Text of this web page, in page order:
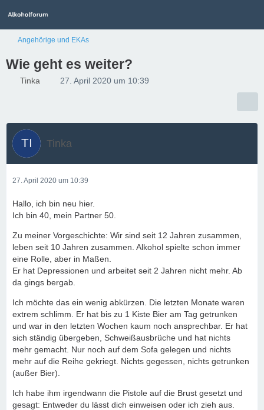
Angehörige und EKAs
Wie geht es weiter?
Tinka 27. April 2020 um 10:39
Tinka
27. April 2020 um 10:39
Hallo, ich bin neu hier.
Ich bin 40, mein Partner 50.
Zu meiner Vorgeschichte: Wir sind seit 12 Jahren zusammen,
leben seit 10 Jahren zusammen. Alkohol spielte schon immer
eine Rolle, aber in Maßen.
Er hat Depressionen und arbeitet seit 2 Jahren nicht mehr. Ab
da gings bergab.
Ich möchte das ein wenig abkürzen. Die letzten Monate waren
extrem schlimm. Er hat bis zu 1 Kiste Bier am Tag getrunken
und war in den letzten Wochen kaum noch ansprechbar. Er hat
sich ständig übergeben, Schweißausbrüche und hat nichts
mehr gemacht. Nur noch auf dem Sofa gelegen und nichts
mehr auf die Reihe gekriegt. Nichts gegessen, nichts getrunken
(außer Bier).
Ich habe ihm irgendwann die Pistole auf die Brust gesetzt und
gesagt: Entweder du lässt dich einweisen oder ich zieh aus.